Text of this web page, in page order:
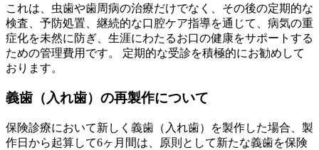
これは、虫歯や歯周病の治療だけでなく、その後の定期的な
検査、予防処置、継続的な口腔ケア指導を通じて、病気の重
症化を未然に防ぎ、生涯にわたるお口の健康をサポートする
ための管理費用です。 定期的な受診を積極的にお勧めして
おります。
義歯（入れ歯）の再製作について
保険診療において新しく義歯（入れ歯）を製作した場合、製
作日から起算して6ヶ月間は、原則として新たな義歯を保険